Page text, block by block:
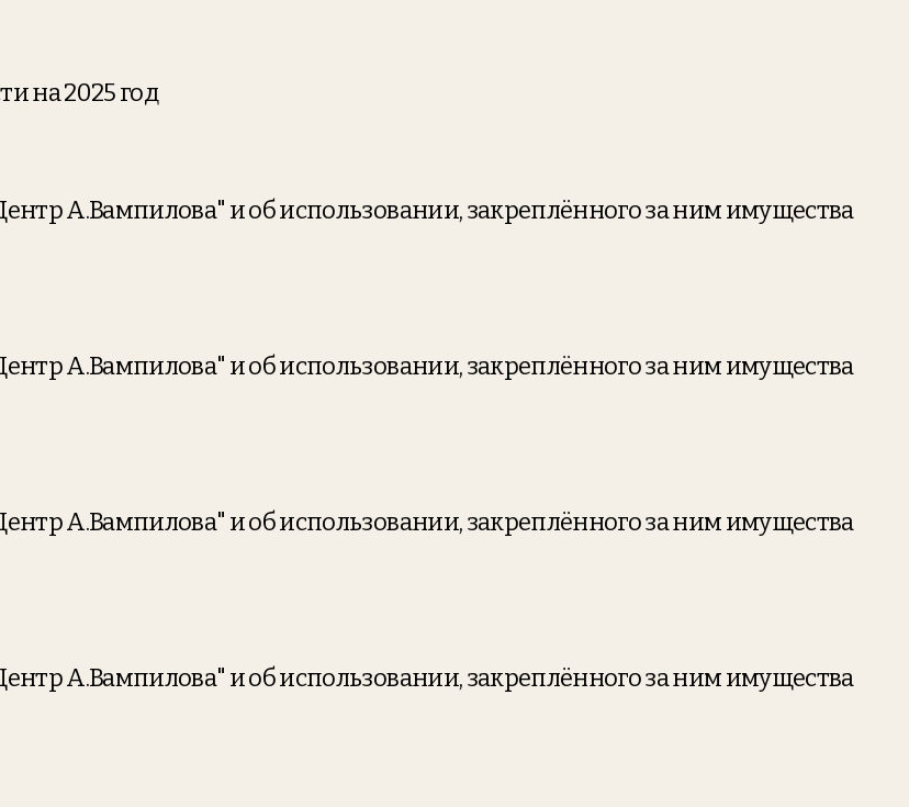
на 2025 год
А.Вампилова" и об использовании, закреплённого за ним имущества
А.Вампилова" и об использовании, закреплённого за ним имущества
А.Вампилова" и об использовании, закреплённого за ним имущества
А.Вампилова" и об использовании, закреплённого за ним имущества